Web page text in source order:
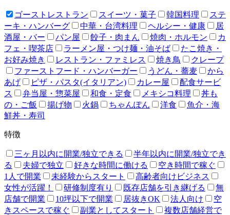
ゴーストレストラン スイーツ・菓子 韓国料理
ステ
ーキ・ハンバーグ
中華・台湾料理 ヘルシー・健康
居
酒屋・バー
パン屋 餃子・肉まん 焼肉・ホルモン
カ
フェ・喫茶店
ラーメン屋・つけ麺・油そば
たこ焼き・
お好み焼き
レストラン・ファミレス 焼き鳥
クレープ
ファーストフード・ハンバーガー
うどん・蕎麦
から
あげ
ピザ・パスタ(イタリアン) カレー屋
配食サービ
ス
弁当屋・惣菜屋 和食・定食 メキシコ料理
丼も
の・ご飯
揚げ物 火鍋 ちゃんぽん 洋食
魚介・海
鮮丼・寿司
特徴
三ヶ月以内に開業/独立できる
半年以内に開業/独立でき
る
夫婦で独立 好きな時間に働ける
空き時間で稼ぐ
1人で開業
未経験からスタート
高齢者向けビジネス
女性が活躍！
研修制度有り 既存店舗を引き継げる
無
店舗で開業
10坪以下で開業 居抜きOK 法人向け
空
きスペースで稼ぐ
副業としてスタート
複数店舗経営で